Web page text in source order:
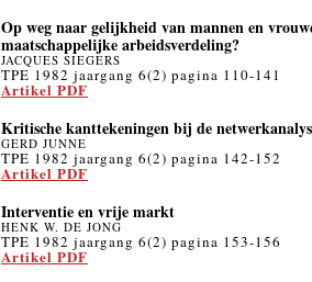
Op weg naar gelijkheid van mannen en
maatschappelijke arbeidsverdeling?
JACQUES SIEGERS
TPE 1982 jaargang 6(2) pagina 110-141
Artikel PDF
Kritische kanttekeningen bij de
GERD JUNNE
TPE 1982 jaargang 6(2) pagina 142-152
Artikel PDF
Interventie en vrije markt
HENK W. DE JONG
TPE 1982 jaargang 6(2) pagina 153-156
Artikel PDF